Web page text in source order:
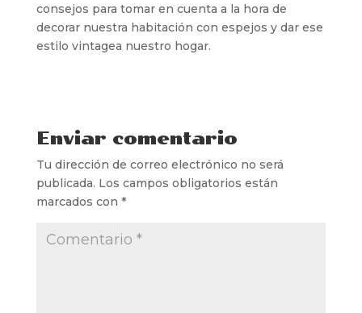
consejos para tomar en cuenta a la hora de
decorar nuestra habitación con espejos y dar ese
estilo vintagea nuestro hogar.
Enviar comentario
Tu dirección de correo electrónico no será
publicada. Los campos obligatorios están
marcados con *